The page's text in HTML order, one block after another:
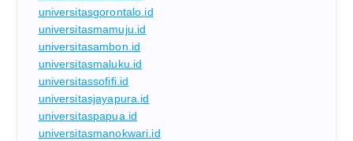
universitasgorontalo.id
universitasmamuju.id
universitasambon.id
universitasmaluku.id
universitassofifi.id
universitasjayapura.id
universitaspapua.id
universitasmanokwari.id